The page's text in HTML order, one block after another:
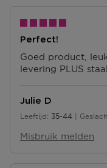
Perfect!
Goed product,
levering PLUS
Julie D
Leeftijd
35 tot 4435-44
Misbruik melden